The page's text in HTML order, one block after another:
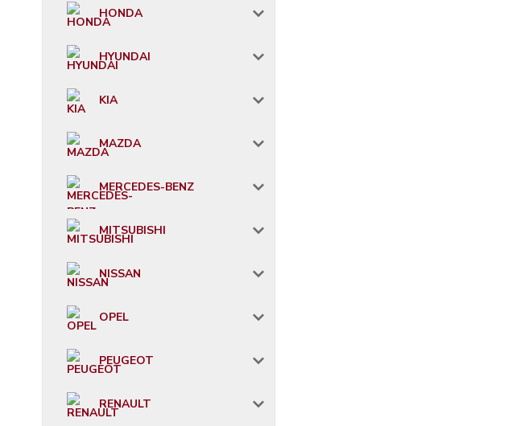
HONDA
HYUNDAI
KIA
MAZDA
MERCEDES-BENZ
MITSUBISHI
NISSAN
OPEL
PEUGEOT
RENAULT